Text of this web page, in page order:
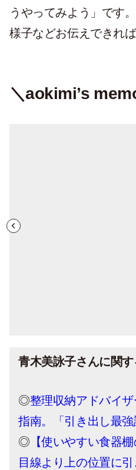
うやってみよう」です
様子などお伝えできれば
＼aokimi’s
青木美詠子さんに関
◎整理収納アドバイ
指南。「引き出し最強
◎ 【使いやすい食器
目線より上の位置に